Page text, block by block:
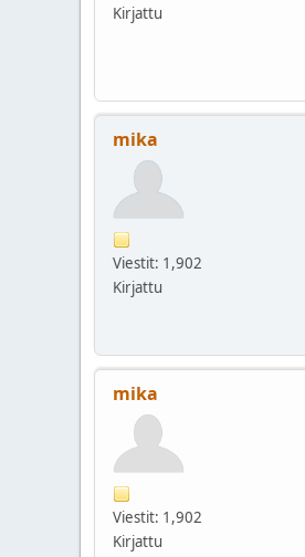
Kirjattu
mika
Viestit: 1,902
Kirjattu
mika
Viestit: 1,902
Kirjattu